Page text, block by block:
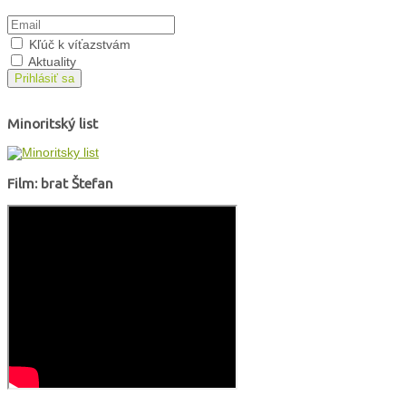
Kľúč k víťazstvám
Aktuality
Prihlásiť sa
Minoritský list
Film: brat Štefan